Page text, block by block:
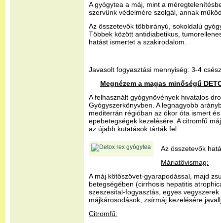
A gyógytea a máj, mint a
szervünk védelmére szolgál, annak
Az összetevők többirányú, sokoldalú
Többek között antidiabetikus,
hatást ismertet a szakirodalom.
Javasolt fogyasztási mennyiség: 3-4
Megnézem a magas minőségű
A felhasznált gyógynövények hivatalos
Gyógyszerkönyvben. A legnagyobb
mediterrán régióban az ókor óta ismert
epebetegségek kezelésére. A citromfű
az újabb kutatások tárták fel.
Az összetevők
Máriatövismag:
A máj kötőszövet-gyarapodással, majd
betegségében (cirrhosis hepatitis
szeszesital-fogyasztás, egyes
májkárosodások, zsírmáj kezelésére
Citromfű: